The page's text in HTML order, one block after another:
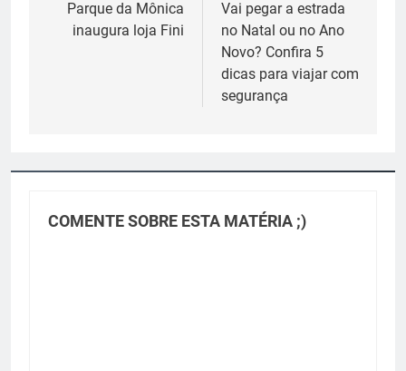
deParque da Mônica
inaugura loja Fini
Vai pegar a estrada
no Natal ou no Ano
Novo? Confira 5
dicas para viajar com
segurança
COMENTE SOBRE ESTA MATÉRIA ;)